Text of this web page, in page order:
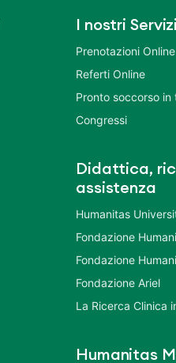
I nostri Servizi
Prenotazioni Online
Referti Online
Pronto soccorso in
Congressi
Didattica,
assistenza
Humanitas
Fondazione
Fondazione
Fondazione Ariel
La Ricerca Clinica
Humanitas